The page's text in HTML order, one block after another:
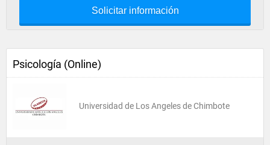
Solicitar información
Psicología (Online)
Universidad de Los Angeles de Chimbote